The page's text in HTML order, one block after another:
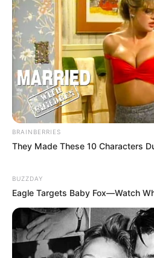
BRAINBERRIES
They Made These 10 Characters
BUZZDAY
Eagle Targets Baby Fox—Watch